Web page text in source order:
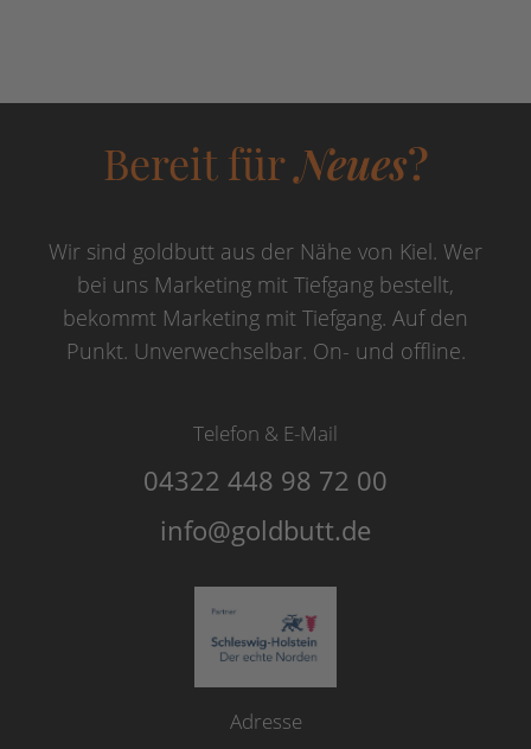
Bereit fürNeues?
Wir sind goldbutt aus der Nähe von Kiel. Wer
bei uns Marketing mit Tiefgang bestellt,
bekommt Marketing mit Tiefgang. Auf den
Punkt. Unverwechselbar. On- und offline.
Telefon & E-Mail
04322 448 98 72 00
info@goldbutt.de
Adresse